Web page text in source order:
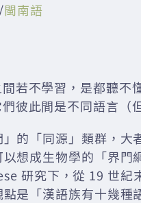
/閩南語
若不學習，是都聽不
彼此間是不同語言（
」的「同源」類群，
想成生物學的「界門
研究下，從 19 世紀
是「漢語族有十幾種